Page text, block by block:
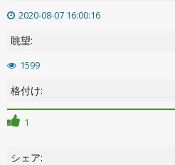
2020-08-07 16:00:16
眺望:
1599
格付け:
1
シェア: